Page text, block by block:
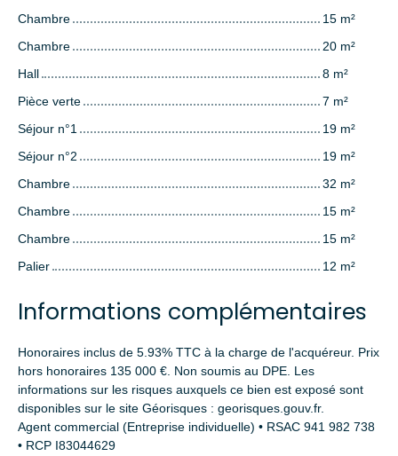
Chambre
15 m²
Chambre
20 m²
Hall
8 m²
Pièce verte
7 m²
Séjour n°1
19 m²
Séjour n°2
19 m²
Chambre
32 m²
Chambre
15 m²
Chambre
15 m²
Palier
12 m²
Informations complémentaires
Honoraires inclus de 5.93% TTC à la charge de l'acquéreur. Prix
hors honoraires 135 000 €. Non soumis au DPE. Les
informations sur les risques auxquels ce bien est exposé sont
disponibles sur le site Géorisques : georisques.gouv.fr.
Agent commercial (Entreprise individuelle) • RSAC 941 982 738
• RCP I83044629